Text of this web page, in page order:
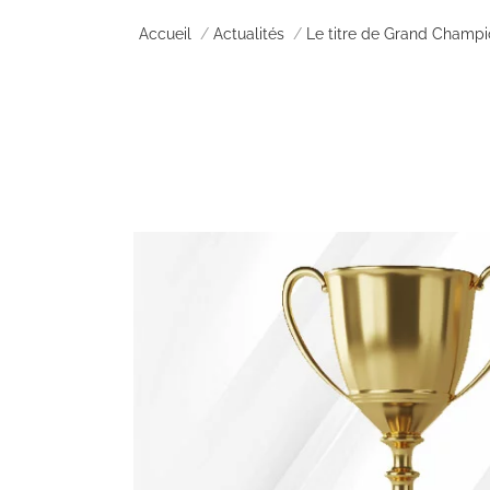
Vous êtes ici :
Accueil Actualités Le titre de Grand